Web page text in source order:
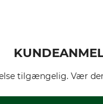
tilgængelig. Vær